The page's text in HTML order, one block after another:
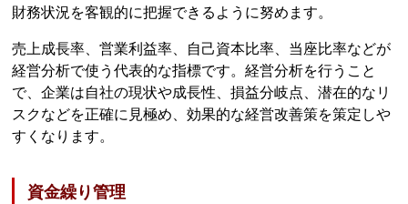
財務状況を客観的に把握できるように努めます。
売上成長率、営業利益率、自己資本比率、当座比率などが
経営分析で使う代表的な指標です。経営分析を行うこと
で、企業は自社の現状や成長性、損益分岐点、潜在的なリ
スクなどを正確に見極め、効果的な経営改善策を策定しや
すくなります。
資金繰り管理